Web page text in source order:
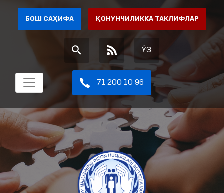
БОШ САҲИФА ҚОНУНЧИЛИККА ТАКЛИФЛАР
ЎЗ
71 200 10 96